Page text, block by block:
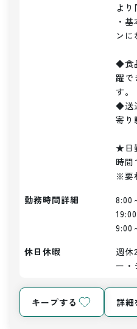
よ
・
ンに
◆食
躍で
す。
◆送
寄り
★日
時間
※要
勤務時間詳細
8:00
9:00
休日休暇
週休
ー・
キープする 詳細